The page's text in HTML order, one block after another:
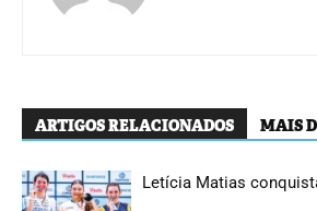
ARTIGOS RELACIONADOS MAIS
Letícia Matias